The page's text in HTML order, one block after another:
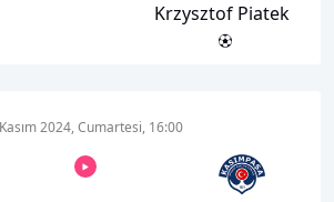
Krzysztof Piatek
2024, Cumartesi, 16:00